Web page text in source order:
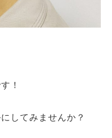
！
してみませんか？